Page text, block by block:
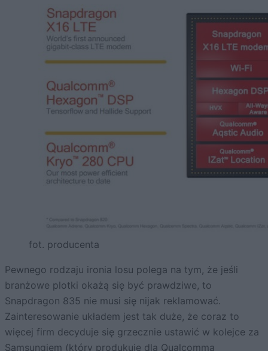
fot. producenta
Pewnego rodzaju ironia losu polega na tym, że jeśli
branżowe plotki okażą się być prawdziwe, to
Snapdragon 835 nie musi się nijak reklamować.
Zainteresowanie układem jest tak duże, że coraz to
więcej firm decyduje się grzecznie ustawić w kolejce za
Samsungiem (który produkuje dla Qualcomma